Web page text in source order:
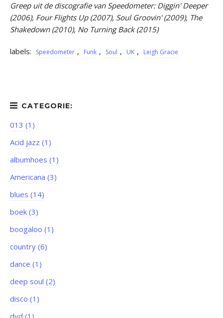
Greep uit de discografie van Speedometer: Diggin' Deeper
(2006), Four Flights Up (2007), Soul Groovin' (2009), The
Shakedown (2010), No Turning Back (2015)
labels: Speedometer , Funk , Soul , UK , Leigh Gracie
013 (1)
Acid jazz (1)
albumhoes (1)
Americana (3)
blues (14)
boek (3)
boogaloo (1)
country (6)
dance (1)
deep soul (2)
disco (1)